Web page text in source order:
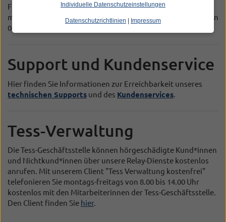
Für die berufliche Nutzung sind die Tess - Relay-Dienste
montags-donnerstags von 8.00 bis 18.00 Uhr und freitags von
08.00 bis 17.00 Uhr erreichbar.
Support und Kundenservice
Hier finden Sie Informationen zur Erreichbarkeit unseres
technischen Supports und des Kundenservices.
Tess-Verwaltung
Die Tess-Geschäftsstelle können hörgeschädigte Kund*innen
und Nichtkund*innen über unsere Relay-Dienste kostenlos
anrufen. Mit unserem Client "Tess Verwaltung kostenfrei"
telefonieren Sie montags-freitags von 8.00 bis 14.00 Uhr
kostenlos mit den Mitarbeiterinnen der Tess-Geschäftsstelle.
Den Client finden Sie hier.
Individuelle Datenschutzeinstellungen
Datenschutzrichtlinien | Impressum